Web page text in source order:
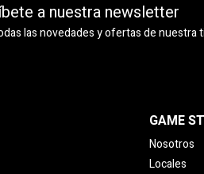
a nuestra newsletter
las novedades y ofertas de nuestra
GAME
Nosotros
Locales